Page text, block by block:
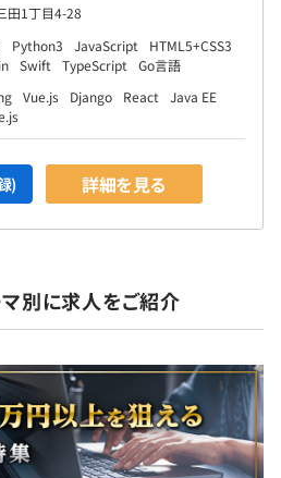
田1丁目4-28
Python3 JavaScript
HTML5+CSS3
Swift TypeScript
Go言語
Vue.js Django React
Java EE
) 詳細を見る
別に求人をご紹介